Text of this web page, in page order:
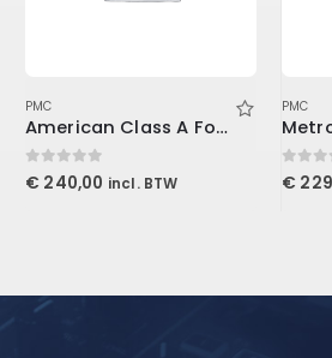
PMC
American Class A For Console1
0out of 5
€ 240,00 incl. BTW
PMC
0out
€